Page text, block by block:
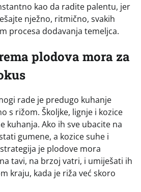
kao da radite palentu, jer
nježno, ritmično, svakih
procesa dodavanja temeljca.
plodova mora za
rade je predugo kuhanje
s rižom. Školjke, lignje i kozice
kuhanja. Ako ih sve ubacite na
gumene, a kozice suhe i
je plodove mora
tavi, na brzoj vatri, i umiješati ih
kraju, kada je riža već skoro